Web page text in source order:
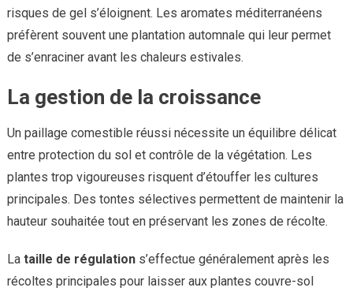
risques de gel s’éloignent. Les aromates méditerranéens
préfèrent souvent une plantation automnale qui leur permet
de s’enraciner avant les chaleurs estivales.
La gestion de la croissance
Un paillage comestible réussi nécessite un équilibre délicat
entre protection du sol et contrôle de la végétation. Les
plantes trop vigoureuses risquent d’étouffer les cultures
principales. Des tontes sélectives permettent de maintenir la
hauteur souhaitée tout en préservant les zones de récolte.
La taille de régulations’effectue généralement après les
récoltes principales pour laisser aux plantes couvre-sol